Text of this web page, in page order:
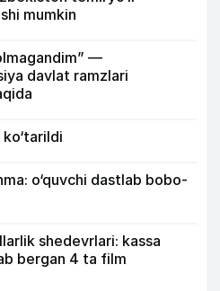
mumkin
—
davlat ramzlari
o‘quvchi dastlab bobo-
shedevrlari: kassa
bergan 4 ta film